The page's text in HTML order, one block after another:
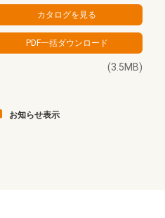
(3.5MB)
お知らせ表示